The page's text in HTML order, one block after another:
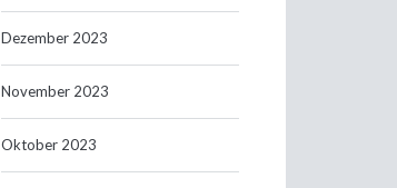
Dezember 2023
November 2023
Oktober 2023